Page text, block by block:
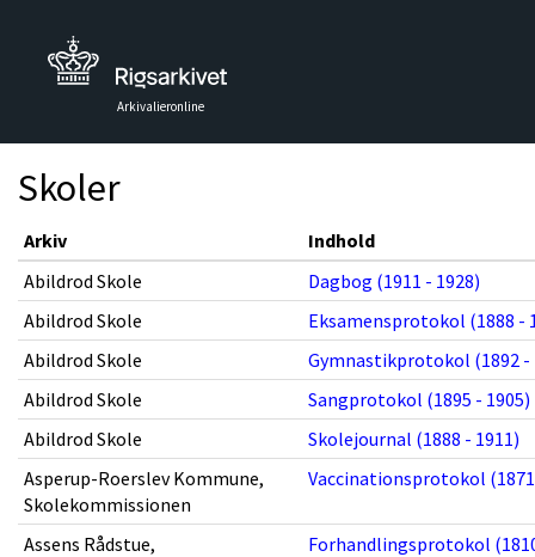
Arkivalieronline
Skoler
Arkiv
Indhold
Abildrod Skole
Dagbog (1911 - 1928)
Abildrod Skole
Eksamensprotokol (1888 -
Abildrod Skole
Gymnastikprotokol (1892 -
Abildrod Skole
Sangprotokol (1895 - 1905)
Abildrod Skole
Skolejournal (1888 - 1911)
Asperup-Roerslev Kommune,
Skolekommissionen
Vaccinationsprotokol
Assens Rådstue,
Forhandlingsprotokol